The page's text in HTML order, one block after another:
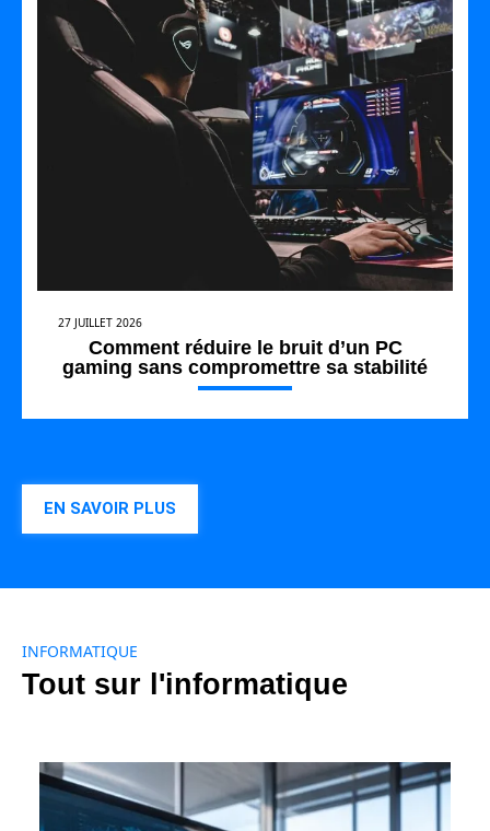
27 JUILLET 2026
Comment réduire le bruit d’un PC
gaming sans compromettre sa stabilité
EN SAVOIR PLUS
INFORMATIQUE
Tout sur l'informatique